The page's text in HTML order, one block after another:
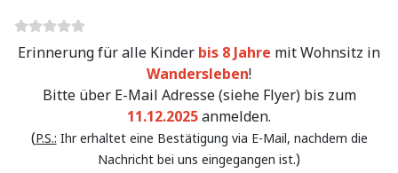
Erinnerung für alle Kinder bis 8 Jahre mit Wohnsitz in
Wandersleben!
Bitte über E-Mail Adresse (siehe Flyer) bis zum
11.12.2025anmelden.
(P.S.: Ihr erhaltet eine Bestätigung via E-Mail, nachdem die
Nachricht bei uns eingegangen ist.)